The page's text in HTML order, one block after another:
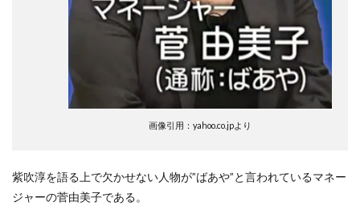
画像引用：yahoo.co.jpより
紫吹淳を語る上で欠かせない人物が”ばあや”と言われているマネー
ジャーの菅由美子である。